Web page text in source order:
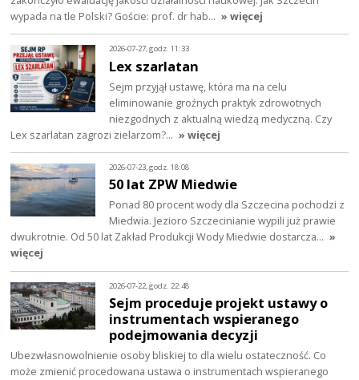
wypada na tle Polski? Goście: prof. dr hab… » więcej
2026-07-27, godz. 11:33
Lex szarlatan
Sejm przyjął ustawę, która ma na celu
eliminowanie groźnych praktyk zdrowotnych
niezgodnych z aktualną wiedzą medyczną. Czy
Lex szarlatan zagrozi zielarzom?… » więcej
2026-07-23, godz. 18:08
50 lat ZPW Miedwie
Ponad 80 procent wody dla Szczecina pochodzi z
Miedwia. Jezioro Szczecinianie wypili już prawie
dwukrotnie. Od 50 lat Zakład Produkcji Wody Miedwie dostarcza… »
więcej
2026-07-22, godz. 22:48
Sejm proceduje projekt ustawy o
instrumentach wspieranego
podejmowania decyzji
Ubezwłasnowolnienie osoby bliskiej to dla wielu ostateczność. Co
może zmienić procedowana ustawa o instrumentach wspieranego